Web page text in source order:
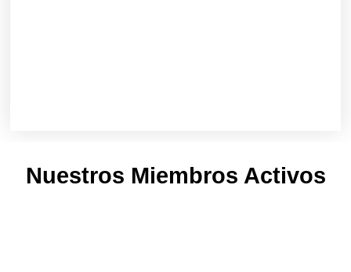
Nuestros Miembros Activos